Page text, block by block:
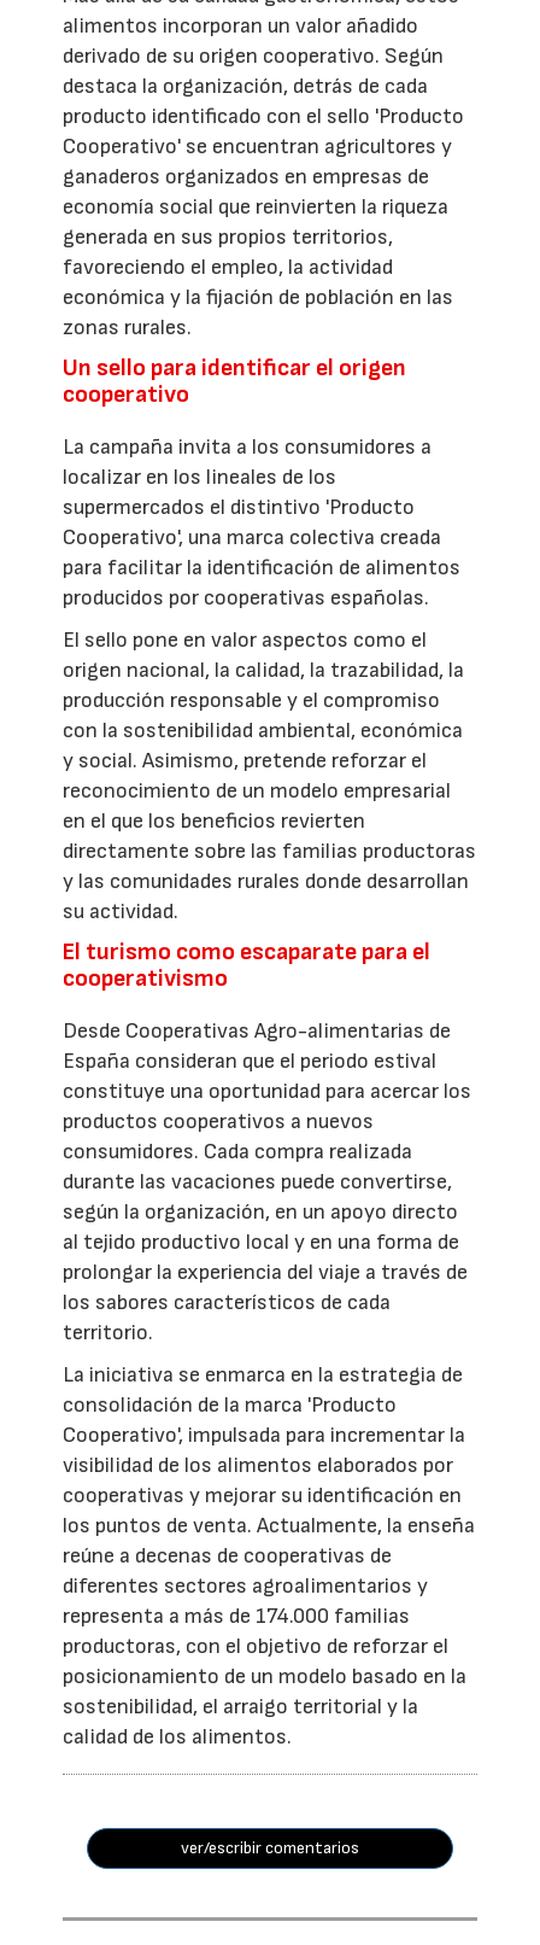
alimentos incorporan un valor añadido
derivado de su origen cooperativo. Según
destaca la organización, detrás de cada
producto identificado con el sello 'Producto
Cooperativo' se encuentran agricultores y
ganaderos organizados en empresas de
economía social que reinvierten la riqueza
generada en sus propios territorios,
favoreciendo el empleo, la actividad
económica y la fijación de población en las
zonas rurales.
Un sello para identificar el origen
cooperativo
La campaña invita a los consumidores a
localizar en los lineales de los
supermercados el distintivo 'Producto
Cooperativo', una marca colectiva creada
para facilitar la identificación de alimentos
producidos por cooperativas españolas.
El sello pone en valor aspectos como el
origen nacional, la calidad, la trazabilidad, la
producción responsable y el compromiso
con la sostenibilidad ambiental, económica
y social. Asimismo, pretende reforzar el
reconocimiento de un modelo empresarial
en el que los beneficios revierten
directamente sobre las familias productoras
y las comunidades rurales donde desarrollan
su actividad.
El turismo como escaparate para el
cooperativismo
Desde Cooperativas Agro-alimentarias de
España consideran que el periodo estival
constituye una oportunidad para acercar los
productos cooperativos a nuevos
consumidores. Cada compra realizada
durante las vacaciones puede convertirse,
según la organización, en un apoyo directo
al tejido productivo local y en una forma de
prolongar la experiencia del viaje a través de
los sabores característicos de cada
territorio.
La iniciativa se enmarca en la estrategia de
consolidación de la marca 'Producto
Cooperativo', impulsada para incrementar la
visibilidad de los alimentos elaborados por
cooperativas y mejorar su identificación en
los puntos de venta. Actualmente, la enseña
reúne a decenas de cooperativas de
diferentes sectores agroalimentarios y
representa a más de 174.000 familias
productoras, con el objetivo de reforzar el
posicionamiento de un modelo basado en la
sostenibilidad, el arraigo territorial y la
calidad de los alimentos.
ver/escribir comentarios